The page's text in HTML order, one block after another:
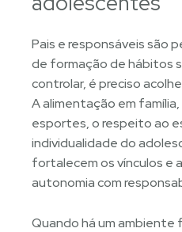
Pais e responsáveis são
de formação de hábitos
controlar, é preciso
A alimentação em
esportes, o respeito ao
individualidade do
fortalecem os vínculos e
autonomia com
Quando há um ambiente